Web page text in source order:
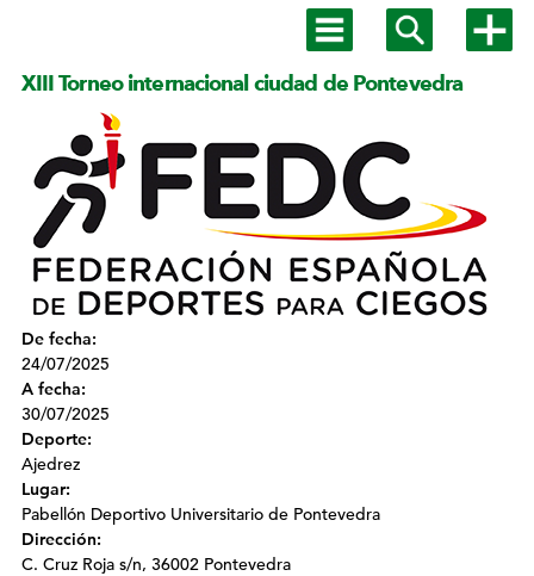
Mostrar
menú
principal
Mostrar
buscadormás
XIII Torneo internacional ciudad de Pontevedra
De fecha:
24/07/2025
A fecha:
30/07/2025
Deporte:
Ajedrez
Lugar:
Pabellón Deportivo Universitario de Pontevedra
Dirección:
C. Cruz Roja s/n, 36002 Pontevedra